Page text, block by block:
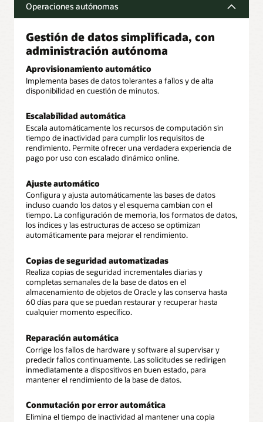
Operaciones autónomas
Gestión de datos simplificada, con
administración autónoma
Aprovisionamiento automático
Implementa bases de datos tolerantes a fallos y de alta
disponibilidad en cuestión de minutos.
Escalabilidad automática
Escala automáticamente los recursos de computación sin
tiempo de inactividad para cumplir los requisitos de
rendimiento. Permite ofrecer una verdadera experiencia de
pago por uso con escalado dinámico online.
Ajuste automático
Configura y ajusta automáticamente las bases de datos
incluso cuando los datos y el esquema cambian con el
tiempo. La configuración de memoria, los formatos de datos,
los índices y las estructuras de acceso se optimizan
automáticamente para mejorar el rendimiento.
Copias de seguridad automatizadas
Realiza copias de seguridad incrementales diarias y
completas semanales de la base de datos en el
almacenamiento de objetos de Oracle y las conserva hasta
60 días para que se puedan restaurar y recuperar hasta
cualquier momento específico.
Reparación automática
Corrige los fallos de hardware y software al supervisar y
predecir fallos continuamente. Las solicitudes se redirigen
inmediatamente a dispositivos en buen estado, para
mantener el rendimiento de la base de datos.
Conmutación por error automática
Elimina el tiempo de inactividad al mantener una copia